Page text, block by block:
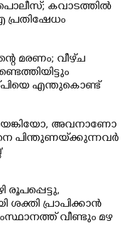
കവാടത്തിൽ
മരണം; വീഴ്‌ച
എന്തുകൊണ്ട്
അവനാണോ
പിന്തുണയ്‌ക്കുന്നവർ
രൂപപ്പെട്ടു,
ശക്തി പ്രാപിക്കാൻ
വീണ്ടും മഴ